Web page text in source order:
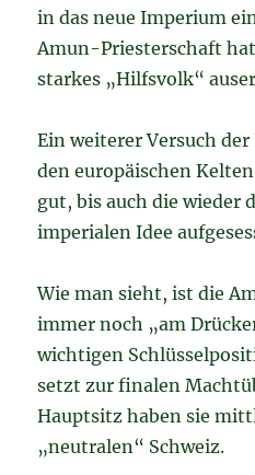
in das neue Imperium
Amun-Priesterschaft
starkes „Hilfsvolk“
Ein weiterer Versuch
den europäischen
gut, bis auch die wieder
imperialen Idee
Wie man sieht, ist die
immer noch „am
wichtigen
setzt zur finalen
Hauptsitz haben sie
„neutralen“ Schweiz.